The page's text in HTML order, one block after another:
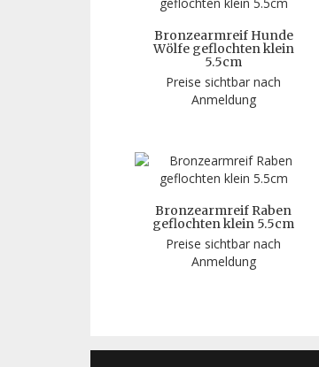
Bronzearmreif Hunde
Wölfe geflochten klein
5.5cm
Preise sichtbar nach
Anmeldung
Bronzearmreif Raben
geflochten klein 5.5cm
Preise sichtbar nach
Anmeldung